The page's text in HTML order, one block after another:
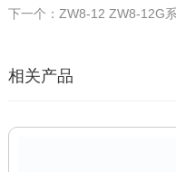
下一个：ZW8-12 ZW8-12G
相关产品